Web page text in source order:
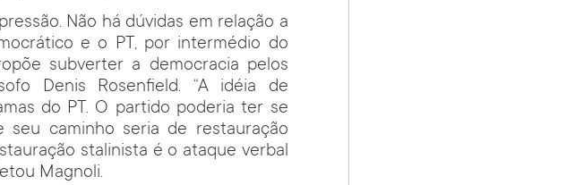
Não há dúvidas em relação a
e o PT, por intermédio do
subverter a democracia pelos
Denis Rosenfield. “A idéia de
do PT. O partido poderia ter se
seu caminho seria de restauração
stalinista é o ataque verbal
Magnoli.